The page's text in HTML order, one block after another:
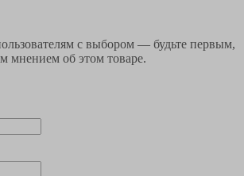
с выбором — будьте первым,
мнением об этом товаре.